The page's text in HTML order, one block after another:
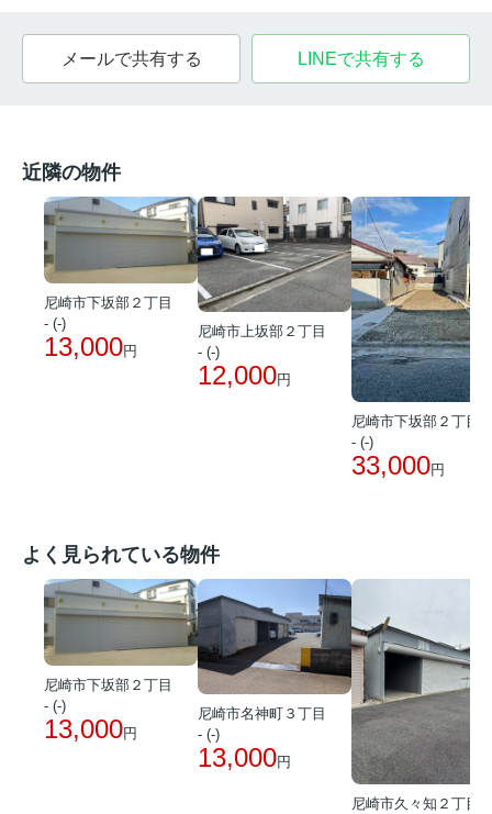
メールで共有する LINEで共有する
近隣の物件
尼崎市下坂部２丁目
- (-)
13,000円
尼崎市上坂部２丁目
- (-)
12,000円
尼崎市下坂部２丁目
- (-)
33,000円
よく見られている物件
尼崎市下坂部２丁目
- (-)
13,000円
尼崎市名神町３丁目
- (-)
13,000円
尼崎市久々知２丁目